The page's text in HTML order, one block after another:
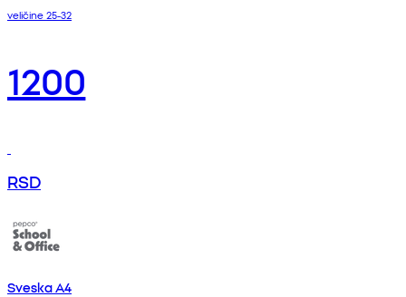
veličine 25-32
1200
RSD
Sveska A4